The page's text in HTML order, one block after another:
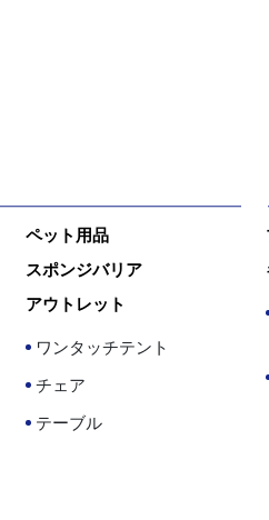
ペット用品
スポンジバリア
アウトレット
ワンタッチテント
チェア
テーブル